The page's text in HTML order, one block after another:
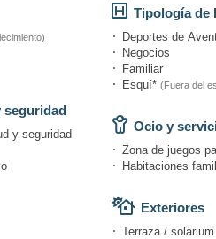
seguridad
y seguridad
Tipología de
Deportes de
Negocios
Familiar
Esquí* (Fuera del
Ocio y
Zona de juegos
Habitaciones
Exteriores
Terraza / solárium